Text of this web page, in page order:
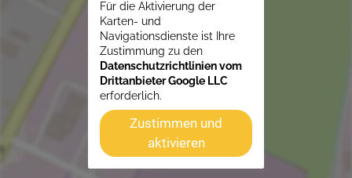
Für die Aktivierung der
Karten- und
Navigationsdienste ist Ihre
Zustimmung zu den
Datenschutzrichtlinien vom
Drittanbieter Google LLC
erforderlich.
Zustimmen und
aktivieren